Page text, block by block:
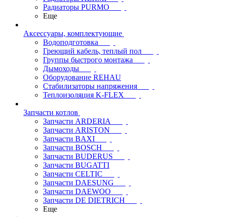
Радиаторы PURMO
Еще
Аксессуары, комплектующие
Водоподготовка
Греющий кабель, теплый пол
Группы быстрого монтажа
Дымоходы
Оборудование REHAU
Стабилизаторы напряжения
Теплоизоляция K-FLEX
Запчасти котлов
Запчасти ARDERIA
Запчасти ARISTON
Запчасти BAXI
Запчасти BOSCH
Запчасти BUDERUS
Запчасти BUGATTI
Запчасти CELTIC
Запчасти DAESUNG
Запчасти DAEWOO
Запчасти DE DIETRICH
Еще